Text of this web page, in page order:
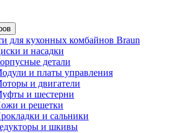
для кухонных комбайнов Braun
и насадки
детали
и платы управления
и двигатели
и шестерни
и решетки
и сальники
и шкивы